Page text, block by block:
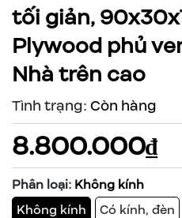
tối giản,
Plywood phủ
Nhà trên cao
Tình trạng: Còn hàng
8.800.000₫
Phân loại: Không kính
Không kính
Có kính, đèn